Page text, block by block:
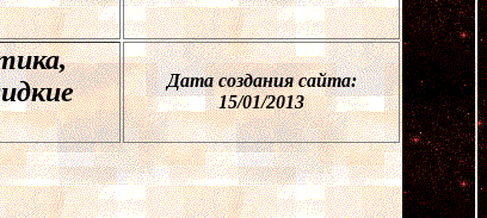
Дата создания сайта:
15/01/2013